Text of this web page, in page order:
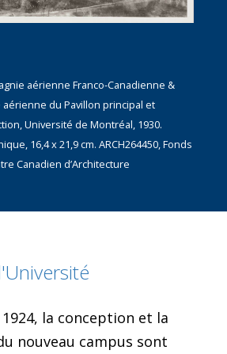
aérienne Franco-Canadienne &
aérienne du Pavillon principal et
Université de Montréal, 1930.
16,4 x 21,9 cm. ARCH264450, Fonds
Canadien d’Architecture
la conception et la
nouveau campus sont